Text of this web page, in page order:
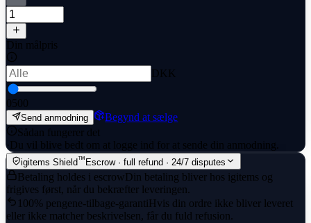
Din målpris
DKK
0500
Send anmodning
Begynd at sælge
Sådan fungerer det
· Du vil blive bedt om at logge ind for at sende din anmodning.
igitems Shield™ Escrow · full refund · 24/7 disputes
Betaling holdes i escrowDin betaling bliver hos igitems og
frigives først, når du bekræfter leveringen.
100% pengene-tilbage-garantiHvis din ordre ikke bliver leveret
eller ikke matcher beskrivelsen, får du fuld refusion.